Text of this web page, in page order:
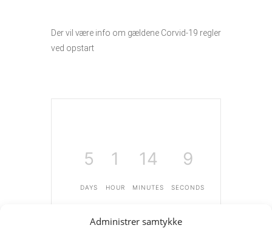
Administrer samtykke
Der vil være info om gældene Corvid-19 regler
ved opstart
5
DAYS
1
HOUR
14
MINUTES
9
SECONDS